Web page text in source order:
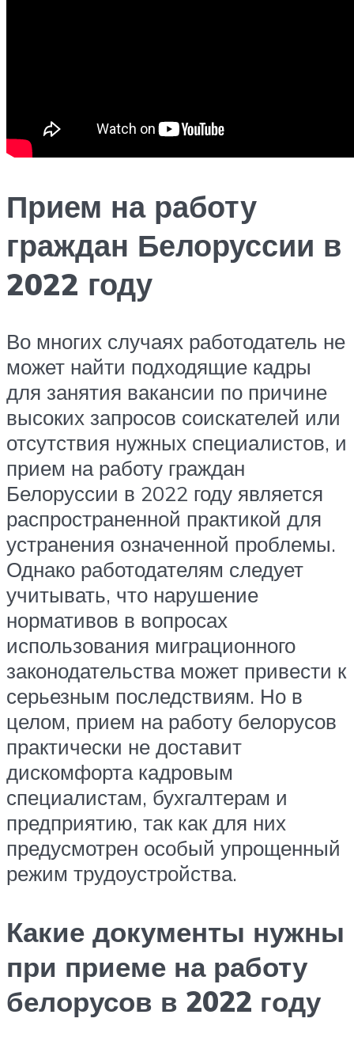
Прием на работу
граждан Белоруссии в
2022 году
Во многих случаях работодатель не
может найти подходящие кадры
для занятия вакансии по причине
высоких запросов соискателей или
отсутствия нужных специалистов, и
прием на работу граждан
Белоруссии в 2022 году является
распространенной практикой для
устранения означенной проблемы.
Однако работодателям следует
учитывать, что нарушение
нормативов в вопросах
использования миграционного
законодательства может привести к
серьезным последствиям. Но в
целом, прием на работу белорусов
практически не доставит
дискомфорта кадровым
специалистам, бухгалтерам и
предприятию, так как для них
предусмотрен особый упрощенный
режим трудоустройства.
Какие документы нужны
при приеме на работу
белорусов в 2022 году